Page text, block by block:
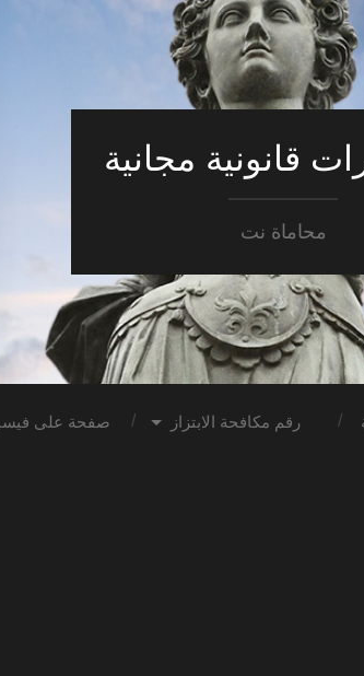
قانونية مجانية
محاماة نت
رقم مكافحة الابتزاز صفحة على